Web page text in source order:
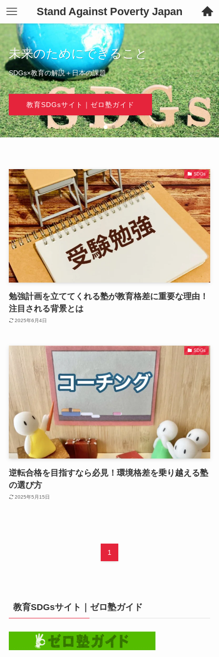
Stand Against Poverty Japan
Bizライター事務所
未来のためにできること
SDGs×教育の解説＋日本の課題
教育SDGsサイト｜ゼロ塾ガイド
Bizライター事務所
教育SDGsサイト｜ゼロ塾ガイド
SDGs
勉強計画を立ててくれる塾が教育格差に重要な理由！
注目される背景とは
2025年6月4日
SDGs
逆転合格を目指すなら必見！環境格差を乗り越える塾
の選び方
2025年5月15日
1
教育SDGsサイト｜ゼロ塾ガイド